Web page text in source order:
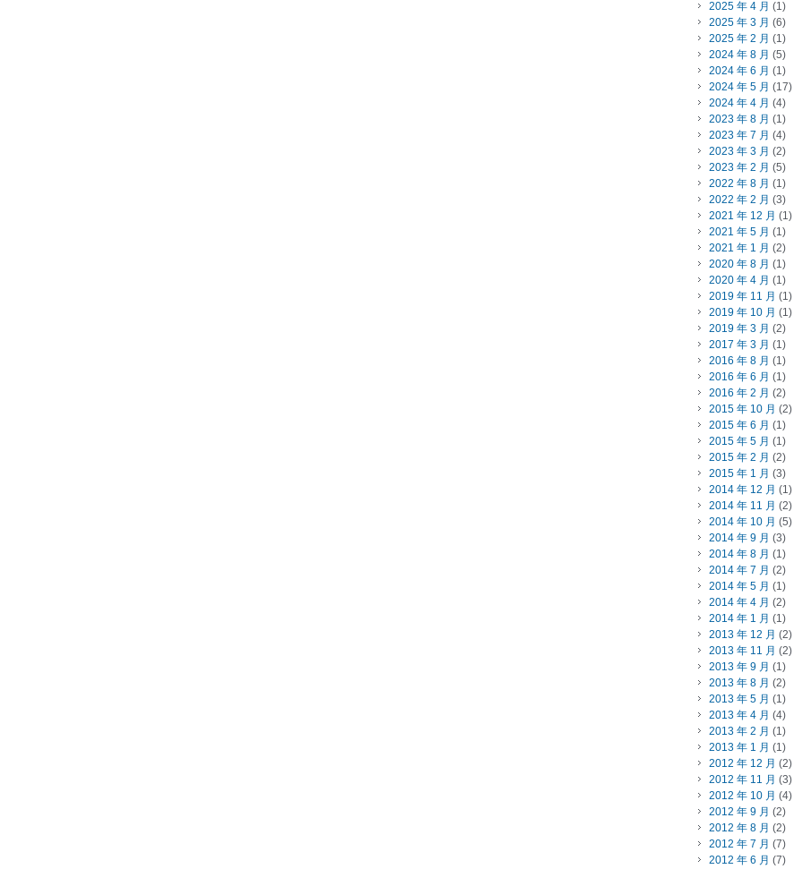
2025 年 4 月 (1)
2025 年 3 月 (6)
2025 年 2 月 (1)
2024 年 8 月 (5)
2024 年 6 月 (1)
2024 年 5 月 (17)
2024 年 4 月 (4)
2023 年 8 月 (1)
2023 年 7 月 (4)
2023 年 3 月 (2)
2023 年 2 月 (5)
2022 年 8 月 (1)
2022 年 2 月 (3)
2021 年 12 月 (1)
2021 年 5 月 (1)
2021 年 1 月 (2)
2020 年 8 月 (1)
2020 年 4 月 (1)
2019 年 11 月 (1)
2019 年 10 月 (1)
2019 年 3 月 (2)
2017 年 3 月 (1)
2016 年 8 月 (1)
2016 年 6 月 (1)
2016 年 2 月 (2)
2015 年 10 月 (2)
2015 年 6 月 (1)
2015 年 5 月 (1)
2015 年 2 月 (2)
2015 年 1 月 (3)
2014 年 12 月 (1)
2014 年 11 月 (2)
2014 年 10 月 (5)
2014 年 9 月 (3)
2014 年 8 月 (1)
2014 年 7 月 (2)
2014 年 5 月 (1)
2014 年 4 月 (2)
2014 年 1 月 (1)
2013 年 12 月 (2)
2013 年 11 月 (2)
2013 年 9 月 (1)
2013 年 8 月 (2)
2013 年 5 月 (1)
2013 年 4 月 (4)
2013 年 2 月 (1)
2013 年 1 月 (1)
2012 年 12 月 (2)
2012 年 11 月 (3)
2012 年 10 月 (4)
2012 年 9 月 (2)
2012 年 8 月 (2)
2012 年 7 月 (7)
2012 年 6 月 (7)